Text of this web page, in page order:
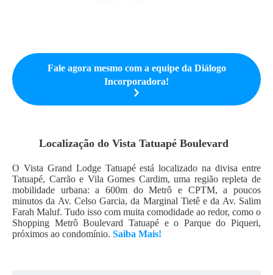
Fale agora mesmo com a equipe da Diálogo
Incorporadora!
Localização do Vista Tatuapé Boulevard
O Vista Grand Lodge Tatuapé está localizado na divisa entre
Tatuapé, Carrão e Vila Gomes Cardim, uma região repleta de
mobilidade urbana: a 600m do Metrô e CPTM, a poucos
minutos da Av. Celso Garcia, da Marginal Tietê e da Av. Salim
Farah Maluf. Tudo isso com muita comodidade ao redor, como o
Shopping Metrô Boulevard Tatuapé e o Parque do Piqueri,
próximos ao condomínio. Saiba Mais!